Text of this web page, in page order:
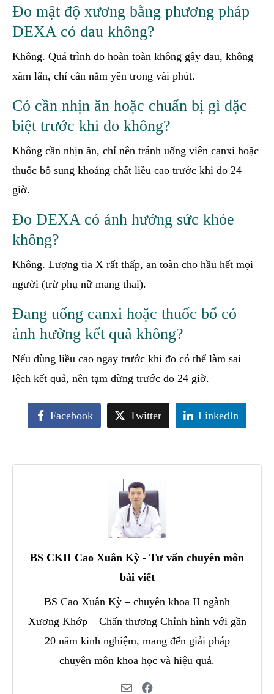
Đo mật độ xương bằng phương pháp
DEXA có đau không?
Không. Quá trình đo hoàn toàn không gây đau, không
xâm lấn, chỉ cần nằm yên trong vài phút.
Có cần nhịn ăn hoặc chuẩn bị gì đặc
biệt trước khi đo không?
Không cần nhịn ăn, chỉ nên tránh uống viên canxi hoặc
thuốc bổ sung khoáng chất liều cao trước khi đo 24
giờ.
Đo DEXA có ảnh hưởng sức khỏe
không?
Không. Lượng tia X rất thấp, an toàn cho hầu hết mọi
người (trừ phụ nữ mang thai).
Đang uống canxi hoặc thuốc bổ có
ảnh hưởng kết quả không?
Nếu dùng liều cao ngay trước khi đo có thể làm sai
lệch kết quả, nên tạm dừng trước đo 24 giờ.
Facebook Twitter LinkedIn
BS CKII Cao Xuân Kỳ - Tư vấn chuyên môn
bài viết
BS Cao Xuân Kỳ – chuyên khoa II ngành
Xương Khớp – Chấn thương Chỉnh hình với gần
20 năm kinh nghiệm, mang đến giải pháp
chuyên môn khoa học và hiệu quả.